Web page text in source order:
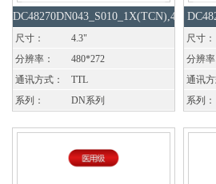
DC48270DN043_S010_1X(TCN),4P25
卧式
4.3"
尺寸：
480*272
分辨率：
TTL
通讯方式：
DN系列
系列：
尺寸：
分辨率
通讯方
系列：